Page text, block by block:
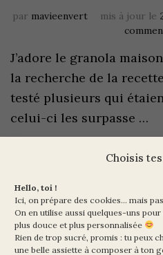
Choisis
Hello, toi !
Ici, on prépare des cookies… mais
On en utilise aussi quelques-uns
plus douce et plus personnalisée
Rien de trop sucré, promis : tu peux
une belle assiette à composer à ton
par mavieenvert mis à jour le
J’adore le granola
la recherche de la
testé plusieurs qui
celui-ci les surpasse …
Ma Vie en Vert